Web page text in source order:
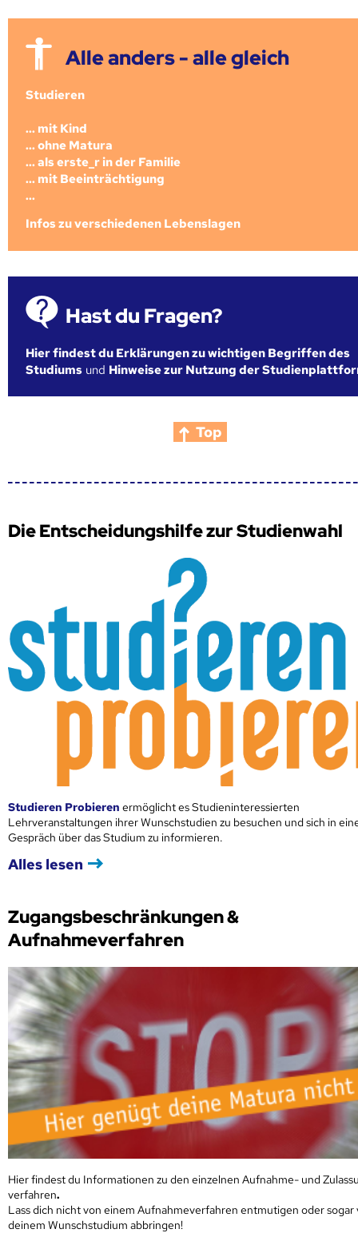
Alle anders - alle gleich
Studieren
... mit Kind
... ohne Matura
... als erste_r in der Familie
... mit Beeinträchtigung
...
Infos zu verschiedenen Lebenslagen
Hast du Fragen?
Hier findest du Erklärungen zu wichtigen Begriffen des
Studiums und Hinweise zur Nutzung der
Top
Die Entscheidungshilfe zur Studienwahl
Studieren Probieren ermöglicht es Studieninteressierten
Lehrveranstaltungen ihrer Wunschstudien zu besuchen und sich in
Gespräch über das Studium zu informieren.
Alles lesen
Zugangsbeschränkungen &
Aufnahmeverfahren
Hier findest du Informationen zu den einzelnen Aufnahme- und
verfahren.
Lass dich nicht von einem Aufnahmeverfahren entmutigen oder sogar
deinem Wunschstudium abbringen!